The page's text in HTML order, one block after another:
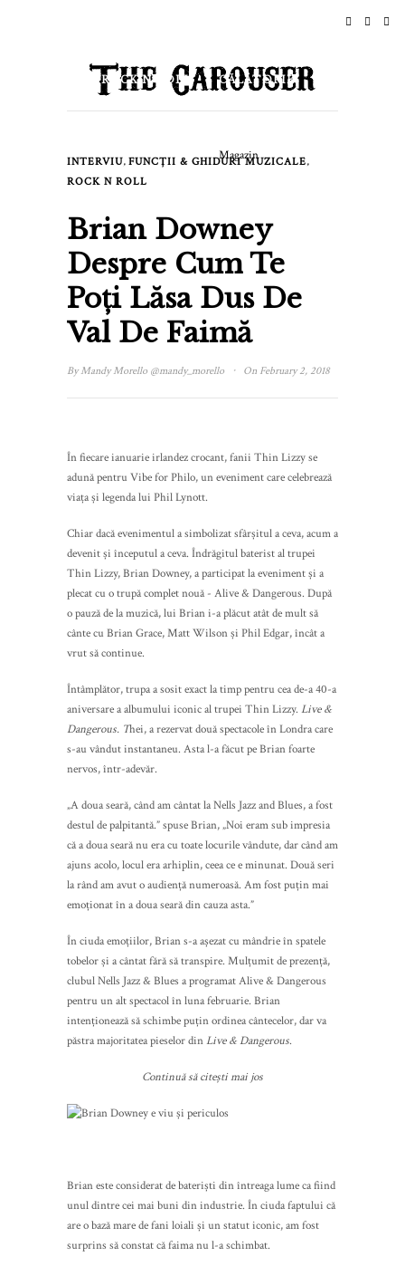
ROCK N ROLL CĂLĂTORIE
EVENIMENTE
Magazin
INTERVIU, FUNCȚII & GHIDURI MUZICALE,
ROCK N ROLL
Brian Downey
Despre Cum Te
Poți Lăsa Dus De
Val De Faimă
ByMandy Morello @mandy_morello · On February 2, 2018
În fiecare ianuarie irlandez crocant, fanii Thin Lizzy se
adună pentru Vibe for Philo, un eveniment care celebrează
viața și legenda lui Phil Lynott.
Chiar dacă evenimentul a simbolizat sfârșitul a ceva, acum a
devenit și începutul a ceva. Îndrăgitul baterist al trupei
Thin Lizzy, Brian Downey, a participat la eveniment și a
plecat cu o trupă complet nouă - Alive & Dangerous. După
o pauză de la muzică, lui Brian i-a plăcut atât de mult să
cânte cu Brian Grace, Matt Wilson și Phil Edgar, încât a
vrut să continue.
Întâmplător, trupa a sosit exact la timp pentru cea de-a 40-a
aniversare a albumului iconic al trupei Thin Lizzy. Live &
Dangerous. Thei, a rezervat două spectacole în Londra care
s-au vândut instantaneu. Asta l-a făcut pe Brian foarte
nervos, într-adevăr.
„A doua seară, când am cântat la Nells Jazz and Blues, a fost
destul de palpitantă.” spuse Brian, „Noi eram sub impresia
că a doua seară nu era cu toate locurile vândute, dar când am
ajuns acolo, locul era arhiplin, ceea ce e minunat. Două seri
la rând am avut o audiență numeroasă. Am fost puțin mai
emoționat în a doua seară din cauza asta.”
În ciuda emoțiilor, Brian s-a așezat cu mândrie în spatele
tobelor și a cântat fără să transpire. Mulțumit de prezență,
clubul Nells Jazz & Blues a programat Alive & Dangerous
pentru un alt spectacol în luna februarie. Brian
intenționează să schimbe puțin ordinea cântecelor, dar va
păstra majoritatea pieselor dinLive & Dangerous.
Continuă să citești mai jos
Brian este considerat de bateriști din întreaga lume ca fiind
unul dintre cei mai buni din industrie. În ciuda faptului că
are o bază mare de fani loiali și un statut iconic, am fost
surprins să constat că faima nu l-a schimbat.